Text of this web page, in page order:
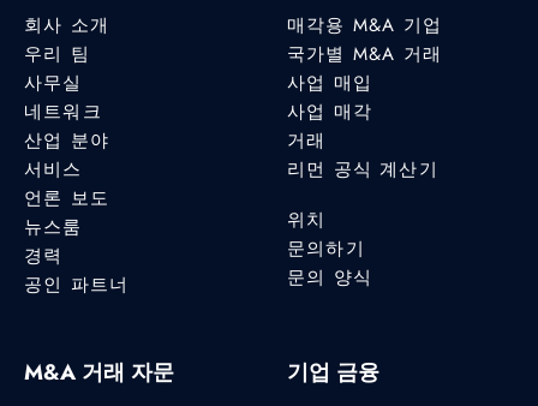
회사 소개
우리 팀
사무실
네트워크
산업 분야
서비스
언론 보도
뉴스룸
경력
공인 파트너
매각용 M&A 기업
국가별 M&A 거래
사업 매입
사업 매각
거래
리먼 공식 계산기
위치
문의하기
문의 양식
M&A 거래 자문 기업 금융